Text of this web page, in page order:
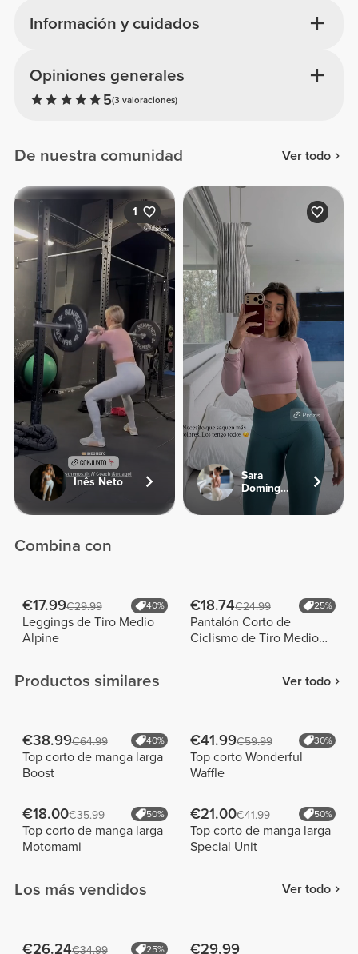
Información y cuidados
Opiniones generales
5(3 valoraciones)
De nuestra comunidad Ver todo
1
Inês Neto
Sara
Dominguez
Combina con
€17.99€29.99 40%
Leggings de Tiro Medio
Alpine
€18.74€24.99 25%
Pantalón Corto de
Ciclismo de Tiro Medio
Productos similares Ver todo
€38.99€64.99 40%
Top corto de manga larga
Boost
€41.99€59.99 30%
Top corto Wonderful
Waffle
€18.00€35.99 50%
Top corto de manga larga
Motomami
€21.00€41.99 50%
Top corto de manga larga
Special Unit
Los más vendidos Ver todo
€26.24€34.99 25% €29.99